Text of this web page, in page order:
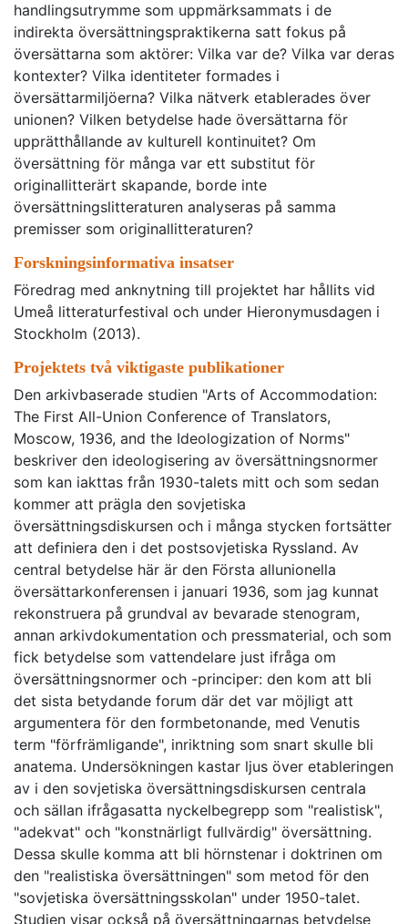
handlingsutrymme som uppmärksammats i de
indirekta översättningspraktikerna satt fokus på
översättarna som aktörer: Vilka var de? Vilka var deras
kontexter? Vilka identiteter formades i
översättarmiljöerna? Vilka nätverk etablerades över
unionen? Vilken betydelse hade översättarna för
upprätthållande av kulturell kontinuitet? Om
översättning för många var ett substitut för
originallitterärt skapande, borde inte
översättningslitteraturen analyseras på samma
premisser som originallitteraturen?
Forskningsinformativa insatser
Föredrag med anknytning till projektet har hållits vid
Umeå litteraturfestival och under Hieronymusdagen i
Stockholm (2013).
Projektets två viktigaste publikationer
Den arkivbaserade studien "Arts of Accommodation:
The First All-Union Conference of Translators,
Moscow, 1936, and the Ideologization of Norms"
beskriver den ideologisering av översättningsnormer
som kan iakttas från 1930-talets mitt och som sedan
kommer att prägla den sovjetiska
översättningsdiskursen och i många stycken fortsätter
att definiera den i det postsovjetiska Ryssland. Av
central betydelse här är den Första allunionella
översättarkonferensen i januari 1936, som jag kunnat
rekonstruera på grundval av bevarade stenogram,
annan arkivdokumentation och pressmaterial, och som
fick betydelse som vattendelare just ifråga om
översättningsnormer och -principer: den kom att bli
det sista betydande forum där det var möjligt att
argumentera för den formbetonande, med Venutis
term "förfrämligande", inriktning som snart skulle bli
anatema. Undersökningen kastar ljus över etableringen
av i den sovjetiska översättningsdiskursen centrala
och sällan ifrågasatta nyckelbegrepp som "realistisk",
"adekvat" och "konstnärligt fullvärdig" översättning.
Dessa skulle komma att bli hörnstenar i doktrinen om
den "realistiska översättningen" som metod för den
"sovjetiska översättningsskolan" under 1950-talet.
Studien visar också på översättningarnas betydelse